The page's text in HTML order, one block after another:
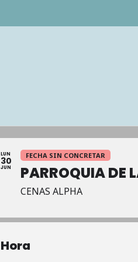
LUN
30
JUN
FECHA SIN CONCRETAR
PARROQUIA DE
CENAS ALPHA
Hora